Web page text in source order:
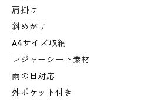
肩掛け
斜めがけ
A4サイズ収納
レジャーシート素材
雨の日対応
外ポケット付き